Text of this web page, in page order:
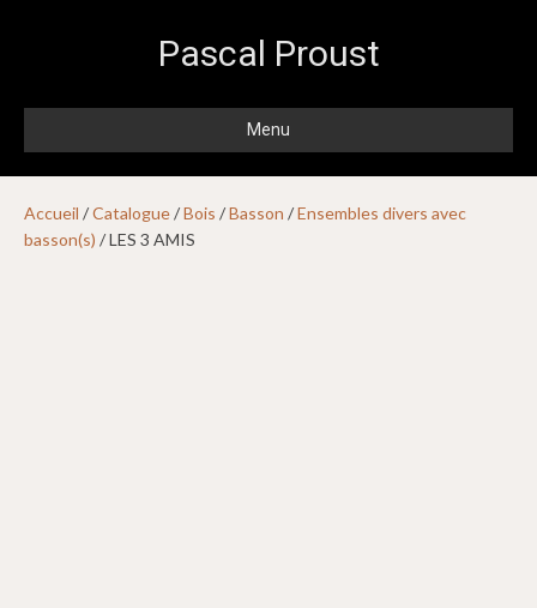
Pascal Proust
Menu
Accueil /Catalogue/Bois /Basson /Ensembles divers avec
basson(s) / LES 3 AMIS